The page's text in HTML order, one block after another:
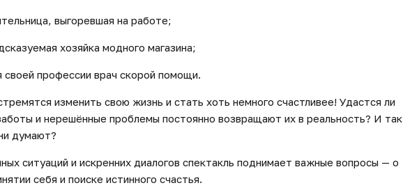
выгоревшая на работе;
хозяйка модного магазина;
своей профессии врач скорой помощи.
изменить свою жизнь и стать хоть немного счастливее! Удастся ли
и нерешённые проблемы постоянно возвращают их в реальность? И так
думают?
ситуаций и искренних диалогов спектакль поднимает важные вопросы — о
себя и поиске истинного счастья.